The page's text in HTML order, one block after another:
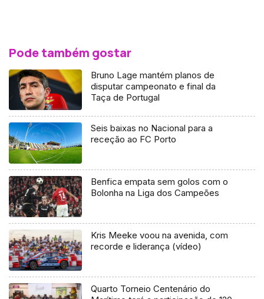
Pode também gostar
Bruno Lage mantém planos de
disputar campeonato e final da
Taça de Portugal
Seis baixas no Nacional para a
receção ao FC Porto
Benfica empata sem golos com o
Bolonha na Liga dos Campeões
Kris Meeke voou na avenida, com
recorde e liderança (vídeo)
Quarto Torneio Centenário do